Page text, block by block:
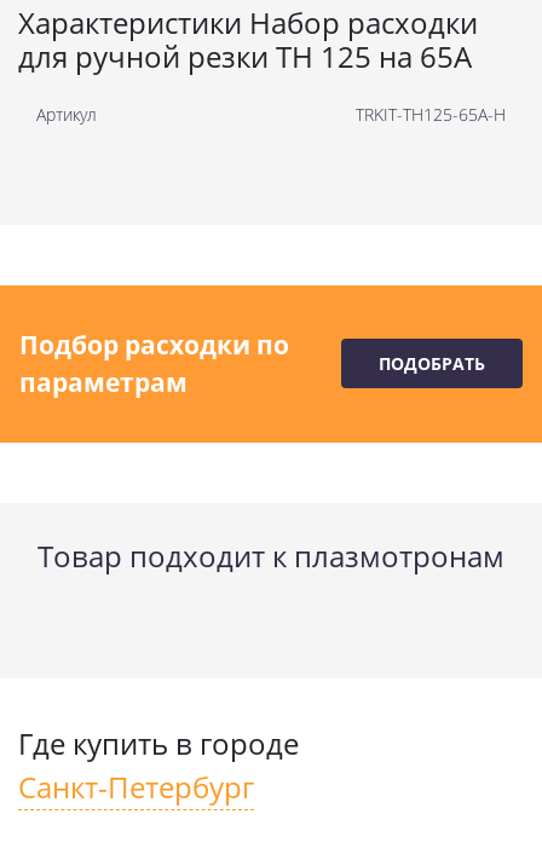
Характеристики Набор расходки
для ручной резки TH 125 на 65А
Артикул TRKIT-TH125-65A-H
Подбор расходки по
параметрам
ПОДОБРАТЬ
Товар подходит к плазмотронам
Где купить в городе
Санкт-Петербург